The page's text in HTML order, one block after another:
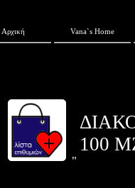
Αρχική Vana`s Home
"
100